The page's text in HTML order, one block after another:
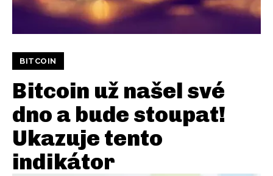
BITCOIN
Bitcoin už našel své
dno a bude stoupat!
Ukazuje tento
indikátor